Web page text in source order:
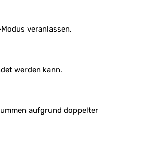
veranlassen.
werden kann.
aufgrund doppelter